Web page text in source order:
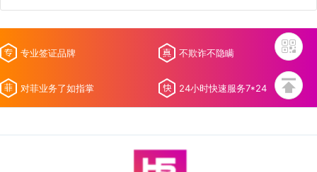
专业签证品牌 不欺诈不隐瞒
对菲业务了如指掌 24小时快速服务7*24